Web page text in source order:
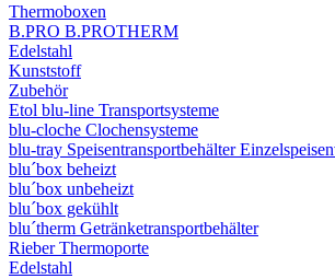
Thermoboxen
B.PRO B.PROTHERM
Edelstahl
Kunststoff
Zubehör
Etol blu-line Transportsysteme
blu-cloche Clochensysteme
blu-tray Speisentransportbehälter
blu´box beheizt
blu´box unbeheizt
blu´box gekühlt
blu´therm Getränketransportbehälter
Rieber Thermoporte
Edelstahl